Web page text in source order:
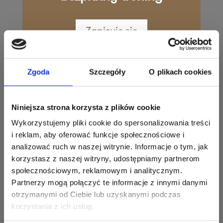
Zgoda Szczegóły O plikach cookies
Niniejsza strona korzysta z plików cookie
Wykorzystujemy pliki cookie do spersonalizowania treści
i reklam, aby oferować funkcje społecznościowe i
analizować ruch w naszej witrynie. Informacje o tym, jak
korzystasz z naszej witryny, udostępniamy partnerom
społecznościowym, reklamowym i analitycznym.
Partnerzy mogą połączyć te informacje z innymi danymi
otrzymanymi od Ciebie lub uzyskanymi podczas
korzystania z ich usług.
36 MINUT Marcelin
ul. Świerzawska 19/6
60-321 Poznań
Zapisz mnie
36 MINUT Mielec
Aleja Niepodległości 9
39-300 Mielec
Zapisz mnie
36 MINUT Morena
ul. Myśliwska 33F
80-283 Gdańsk
Zapisuję się
Zobacz, co dzieje się w Twoim
klubie to motywacja i energia
każdego dnia!